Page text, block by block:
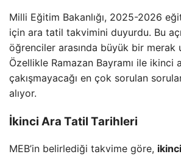
Milli Eğitim Bakanlığı, 2025-2026
için ara tatil takvimini duyurdu. Bu
öğrenciler arasında büyük bir merak
Özellikle Ramazan Bayramı ile ikinci
çakışmayacağı en çok sorulan
alıyor.
İkinci Ara Tatil Tarihleri
MEB’in belirlediği takvime göre,